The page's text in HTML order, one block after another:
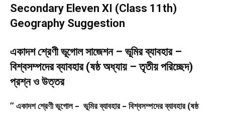
Secondary Eleven XI (Class 11th)
Geography Suggestion
একাদশ শ্রেণী ভূগোল সাজেশন – ভূমির ব্যাবহার –
বিশ্বসম্পদের ব্যাবহার (ষষ্ঠ অধ্যায় – তৃতীয় পরিচ্ছেদ)
প্রশ্ন ও উত্তর
” একাদশ শ্রেণী ভূগোল – ভূমির ব্যাবহার – বিশ্বসম্পদের ব্যাবহার (ষষ্ঠ